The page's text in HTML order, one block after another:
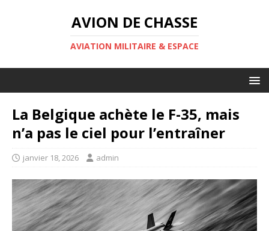
AVION DE CHASSE
AVIATION MILITAIRE & ESPACE
La Belgique achète le F-35, mais
n’a pas le ciel pour l’entraîner
janvier 18, 2026 admin